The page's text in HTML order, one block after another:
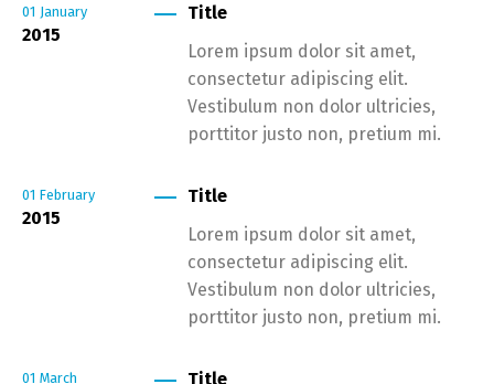
01 January
2015
Title
Lorem ipsum dolor sit amet,
consectetur adipiscing elit.
Vestibulum non dolor ultricies,
porttitor justo non, pretium mi.
01 February
2015
Title
Lorem ipsum dolor sit amet,
consectetur adipiscing elit.
Vestibulum non dolor ultricies,
porttitor justo non, pretium mi.
01 March
Title